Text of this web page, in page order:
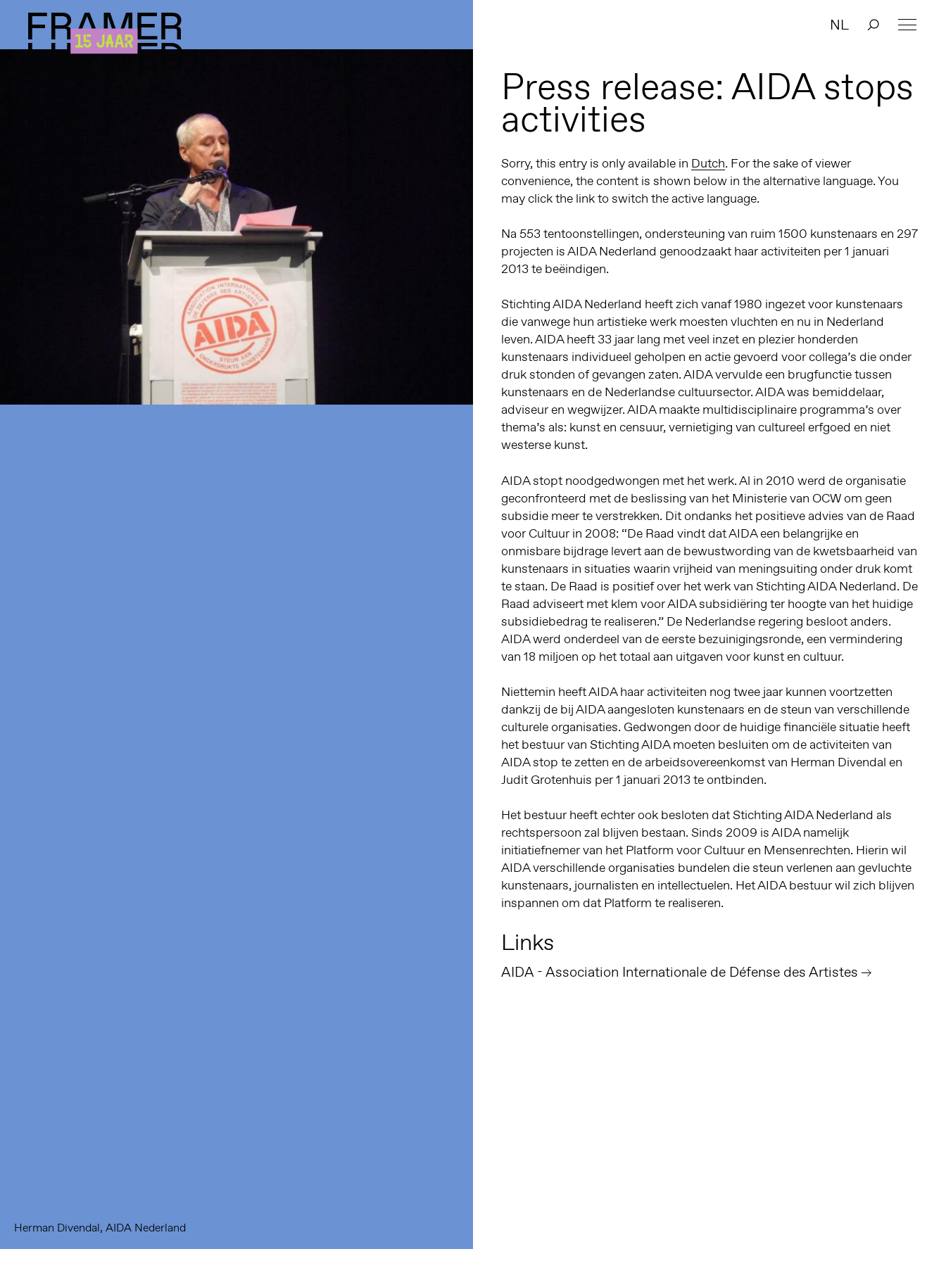
NL
Herman Divendal, AIDA Nederland
Press release: AIDA stops
activities
Sorry, this entry is only available in Dutch. For the sake of viewer
convenience, the content is shown below in the alternative language. You
may click the link to switch the active language.
Na 553 tentoonstellingen, ondersteuning van ruim 1500 kunstenaars en 297
projecten is AIDA Nederland genoodzaakt haar activiteiten per 1 januari
2013 te beëindigen.
Stichting AIDA Nederland heeft zich vanaf 1980 ingezet voor kunstenaars
die vanwege hun artistieke werk moesten vluchten en nu in Nederland
leven. AIDA heeft 33 jaar lang met veel inzet en plezier honderden
kunstenaars individueel geholpen en actie gevoerd voor collega’s die onder
druk stonden of gevangen zaten. AIDA vervulde een brugfunctie tussen
kunstenaars en de Nederlandse cultuursector. AIDA was bemiddelaar,
adviseur en wegwijzer. AIDA maakte multidisciplinaire programma’s over
thema’s als: kunst en censuur, vernietiging van cultureel erfgoed en niet
westerse kunst.
AIDA stopt noodgedwongen met het werk. Al in 2010 werd de organisatie
geconfronteerd met de beslissing van het Ministerie van OCW om geen
subsidie meer te verstrekken. Dit ondanks het positieve advies van de Raad
voor Cultuur in 2008: “De Raad vindt dat AIDA een belangrijke en
onmisbare bijdrage levert aan de bewustwording van de kwetsbaarheid van
kunstenaars in situaties waarin vrijheid van meningsuiting onder druk komt
te staan. De Raad is positief over het werk van Stichting AIDA Nederland. De
Raad adviseert met klem voor AIDA subsidiëring ter hoogte van het huidige
subsidiebedrag te realiseren.” De Nederlandse regering besloot anders.
AIDA werd onderdeel van de eerste bezuinigingsronde, een vermindering
van 18 miljoen op het totaal aan uitgaven voor kunst en cultuur.
Niettemin heeft AIDA haar activiteiten nog twee jaar kunnen voortzetten
dankzij de bij AIDA aangesloten kunstenaars en de steun van verschillende
culturele organisaties. Gedwongen door de huidige financiële situatie heeft
het bestuur van Stichting AIDA moeten besluiten om de activiteiten van
AIDA stop te zetten en de arbeidsovereenkomst van Herman Divendal en
Judit Grotenhuis per 1 januari 2013 te ontbinden.
Het bestuur heeft echter ook besloten dat Stichting AIDA Nederland als
rechtspersoon zal blijven bestaan. Sinds 2009 is AIDA namelijk
initiatiefnemer van het Platform voor Cultuur en Mensenrechten. Hierin wil
AIDA verschillende organisaties bundelen die steun verlenen aan gevluchte
kunstenaars, journalisten en intellectuelen. Het AIDA bestuur wil zich blijven
inspannen om dat Platform te realiseren.
Links
AIDA - Association Internationale de Défense des Artistes